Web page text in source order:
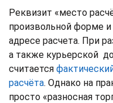
Реквизит «место
произвольной форме
адресе расчета. При
а также курьерской
считается
расчёта. Однако на
просто «разносная